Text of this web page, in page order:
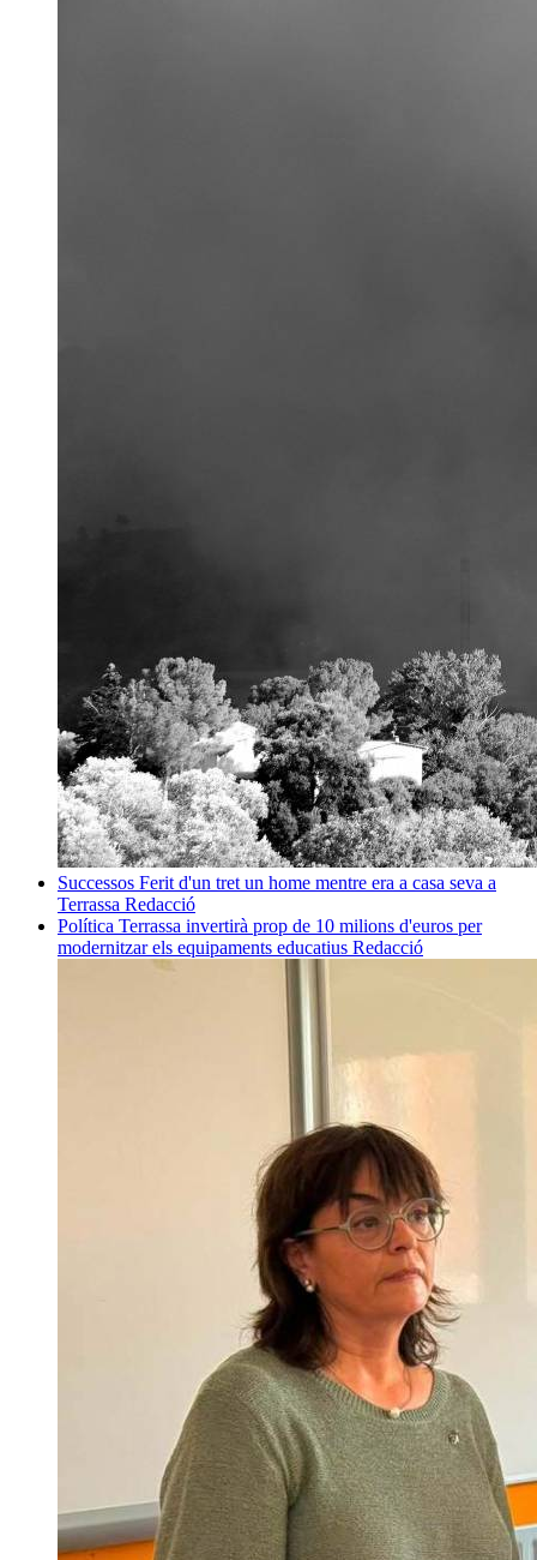
Successos Ferit d'un tret un home mentre era a casa seva a
Terrassa Redacció
Política Terrassa invertirà prop de 10 milions d'euros per
modernitzar els equipaments educatius Redacció